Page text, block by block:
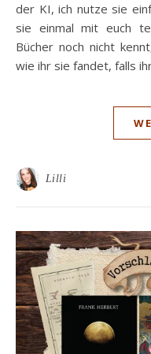
der KI, ich nutze sie
sie einmal mit euch
Bücher noch nicht
wie ihr sie fandet, falls
Lilli